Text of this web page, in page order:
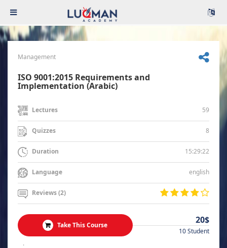
Management
ISO 9001:2015 Requirements and
Implementation (Arabic)
Lectures 59
Quizzes 8
Duration 15:29:22
Language english
Reviews (2)
Take This Course 20$
10 Student
.